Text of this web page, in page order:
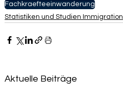
Fachkraefteeinwanderung
Statistiken und Studien Immigration
Aktuelle Beiträge